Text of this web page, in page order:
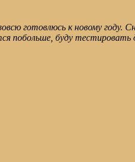
готовлюсь к новому году.
побольше, буду тестировать